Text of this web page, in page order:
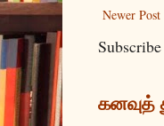
Newer Post
கனவுத்